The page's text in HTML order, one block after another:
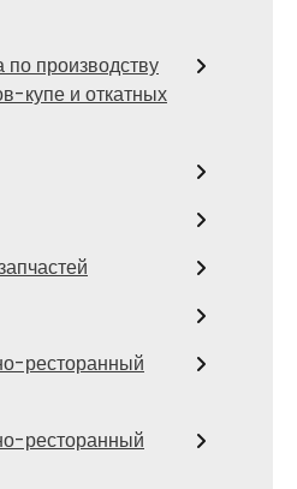
производству
купе и откатных
ресторанный
ресторанный